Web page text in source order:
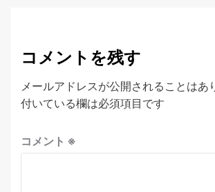
コメントを残す
メールアドレスが公開されることはあ
付いている欄は必須項目です
コメント ※